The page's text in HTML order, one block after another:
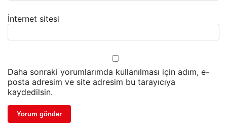
İnternet sitesi
Daha sonraki yorumlarımda kullanılması için adım, e-
posta adresim ve site adresim bu tarayıcıya
kaydedilsin.